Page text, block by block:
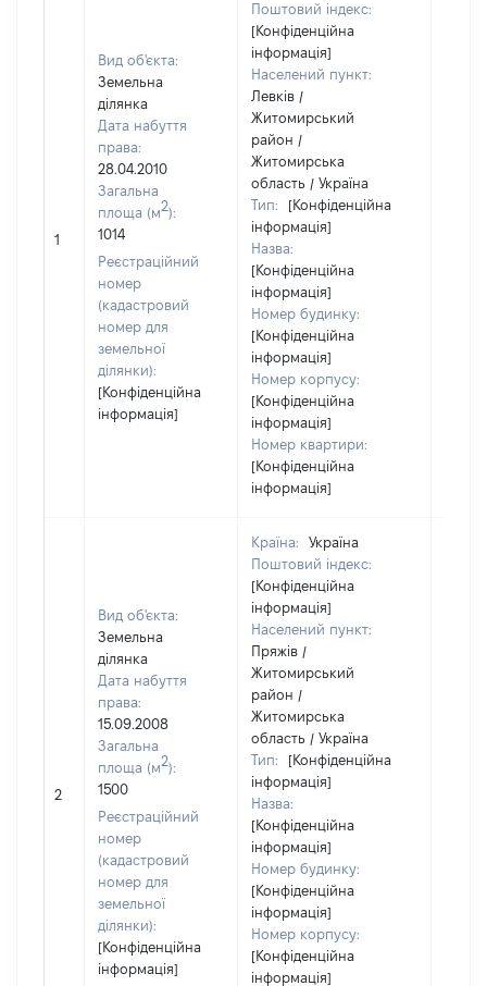
1
Вид об'єкта:
Земельна
ділянка
Дата набуття
права:
28.04.2010
Загальна
площа (м2):
1014
Реєстраційний
номер
(кадастровий
номер для
земельної
ділянки):
[Конфіденційна
інформація]
Поштовий індекс:
[Конфіденційна
інформація]
Населений пункт:
Левків /
Житомирський
район /
Житомирська
область / Україна
Тип:
[Конфіденційна
інформація]
Назва:
[Конфіденційна
інформація]
Номер будинку:
[Конфіденційна
інформація]
Номер корпусу:
[Конфіденційна
інформація]
Номер квартири:
[Конфіденційна
інформація]
2
Вид об'єкта:
Земельна
ділянка
Дата набуття
права:
15.09.2008
Загальна
площа (м2):
1500
Реєстраційний
номер
(кадастровий
номер для
земельної
ділянки):
[Конфіденційна
інформація]
Країна:
Україна
Поштовий індекс:
[Конфіденційна
інформація]
Населений пункт:
Пряжів /
Житомирський
район /
Житомирська
область / Україна
Тип:
[Конфіденційна
інформація]
Назва:
[Конфіденційна
інформація]
Номер будинку:
[Конфіденційна
інформація]
Номер корпусу:
[Конфіденційна
інформація]